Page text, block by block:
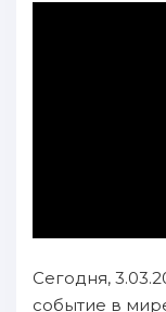
Сегодня,
событие в